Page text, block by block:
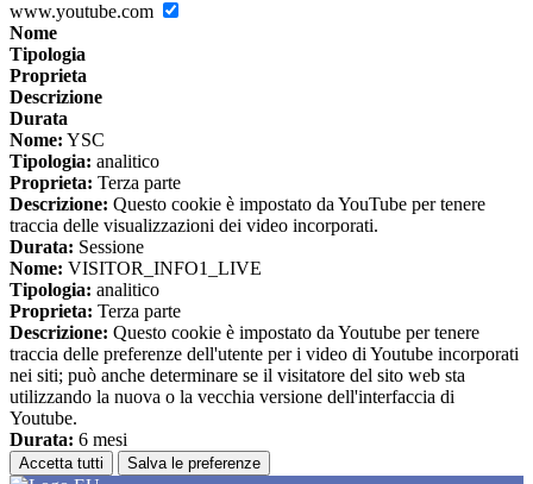
www.youtube.com
Nome
Tipologia
Proprieta
Descrizione
Durata
Nome: YSC
Tipologia: analitico
Proprieta: Terza parte
Descrizione: Questo cookie è impostato da YouTube per tenere
traccia delle visualizzazioni dei video incorporati.
Durata: Sessione
Nome: VISITOR_INFO1_LIVE
Tipologia: analitico
Proprieta: Terza parte
Descrizione: Questo cookie è impostato da Youtube per tenere
traccia delle preferenze dell'utente per i video di Youtube incorporati
nei siti; può anche determinare se il visitatore del sito web sta
utilizzando la nuova o la vecchia versione dell'interfaccia di
Youtube.
Durata: 6 mesi
Accetta tutti Salva le preferenze